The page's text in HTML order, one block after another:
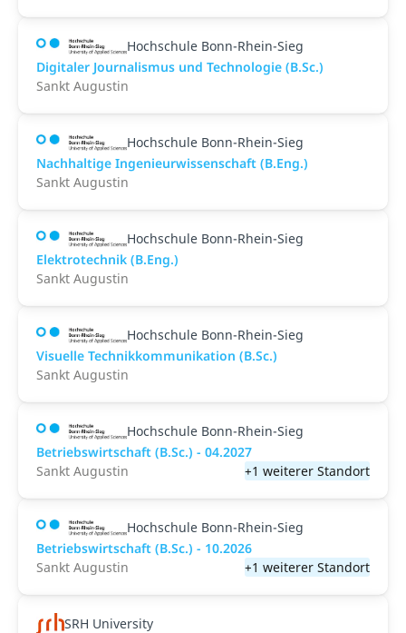
Hochschule Bonn-Rhein-Sieg
Digitaler Journalismus und Technologie (B.Sc.)
Sankt Augustin
Hochschule Bonn-Rhein-Sieg
Nachhaltige Ingenieurwissenschaft (B.Eng.)
Sankt Augustin
Hochschule Bonn-Rhein-Sieg
Elektrotechnik (B.Eng.)
Sankt Augustin
Hochschule Bonn-Rhein-Sieg
Visuelle Technikkommunikation (B.Sc.)
Sankt Augustin
Hochschule Bonn-Rhein-Sieg
Betriebswirtschaft (B.Sc.) - 04.2027
Sankt Augustin
+1 weiterer Standort
Hochschule Bonn-Rhein-Sieg
Betriebswirtschaft (B.Sc.) - 10.2026
Sankt Augustin
+1 weiterer Standort
SRH University